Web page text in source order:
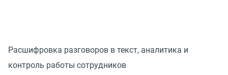
Расшифровка разговоров в текст, аналитика и
контроль работы сотрудников